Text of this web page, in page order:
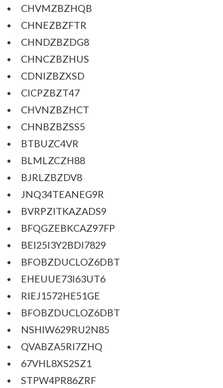
CHVMZBZHQB
CHNEZBZFTR
CHNDZBZDG8
CHNCZBZHUS
CDNIZBZXSD
CICPZBZT47
CHVNZBZHCT
CHNBZBZSS5
BTBUZC4VR
BLMLZCZH88
BJRLZBZDV8
JNQ34TEANEG9R
BVRPZITKAZADS9
BFQGZEBKCAZ97FP
BEI25I3Y2BDI7829
BFOBZDUCLOZ6DBT
EHEUUE73I63UT6
RIEJ1572HE51GE
BFOBZDUCLOZ6DBT
NSHIW629RU2N85
QVABZA5RI7ZHQ
67VHL8XS2SZ1
STPW4PR86ZRF